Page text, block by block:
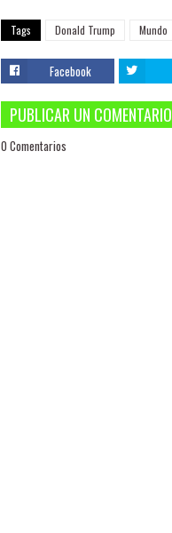
Tags Donald Trump Mundo
Facebook
PUBLICAR UN COMENTARIO
0 Comentarios